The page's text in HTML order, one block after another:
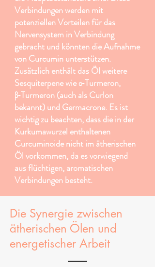
Verbindungen werden mit
potenziellen Vorteilen für das
Nervensystem in Verbindung
gebracht und könnten die Aufnahme
von Curcumin unterstützen.
Zusätzlich enthält das Öl weitere
Sesquiterpene wie α‑Turmeron,
β‑Turmeron (auch als Curlon
bekannt) und Germacrone. Es ist
wichtig zu beachten, dass die in der
Kurkumawurzel enthaltenen
Curcuminoide nicht im ätherischen
Öl vorkommen, da es vorwiegend
aus flüchtigen, aromatischen
Verbindungen besteht.
Die Synergie zwischen
ätherischen Ölen und
energetischer Arbeit